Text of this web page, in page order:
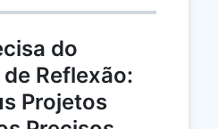
do
Reflexão:
Projetos